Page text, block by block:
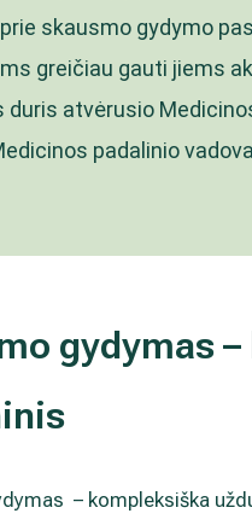
skausmo gydymo
greičiau gauti jiems
duris atvėrusio
padalinio
gydymas
– kompleksiška